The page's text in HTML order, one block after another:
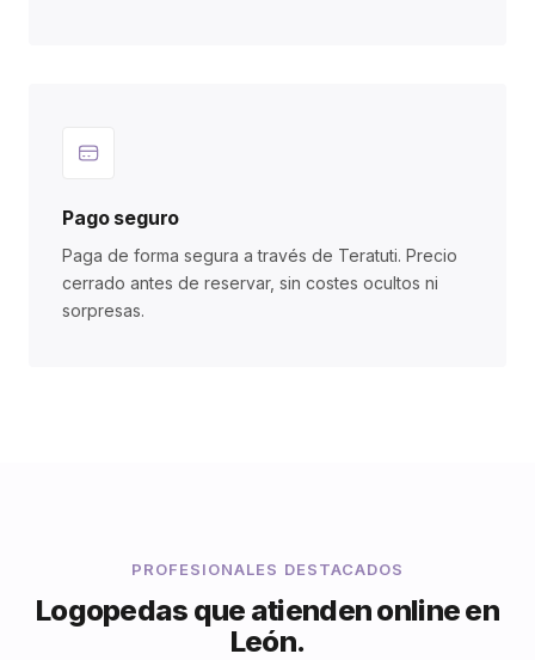
Pago seguro
Paga de forma segura a través de Teratuti. Precio
cerrado antes de reservar, sin costes ocultos ni
sorpresas.
PROFESIONALES DESTACADOS
Logopedas que atienden online en
León.